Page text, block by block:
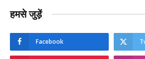
हमसे जुड़ें
Facebook